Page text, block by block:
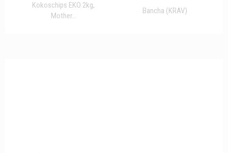
Kokoschips EKO 2kg,
Mother...
Bancha (KRAV)